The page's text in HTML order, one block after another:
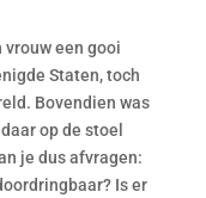
vrouw een gooi
Staten, toch
Bovendien was
op de stoel
je dus afvragen:
Is er